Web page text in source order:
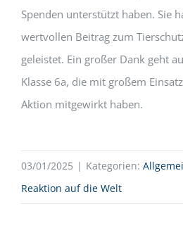
Spenden unterstützt haben. Sie
wertvollen Beitrag zum
geleistet. Ein großer Dank geht
Klasse 6a, die mit großem
Aktion mitgewirkt haben.
03/01/2025 | Kategorien:
Reaktion auf die Welt